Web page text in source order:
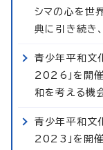
シマの心を世
典に引き続き
青少年平和文
2026」を開催
和を考える機
青少年平和文
2023」を開